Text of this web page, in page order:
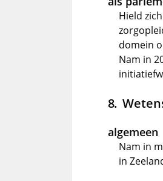
Hield
domein
Nam in
algemeen
Nam in
in